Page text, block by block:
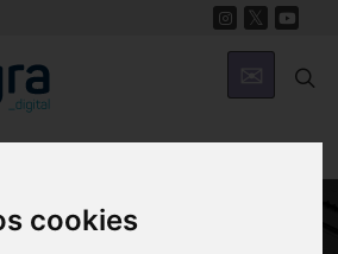
cookies